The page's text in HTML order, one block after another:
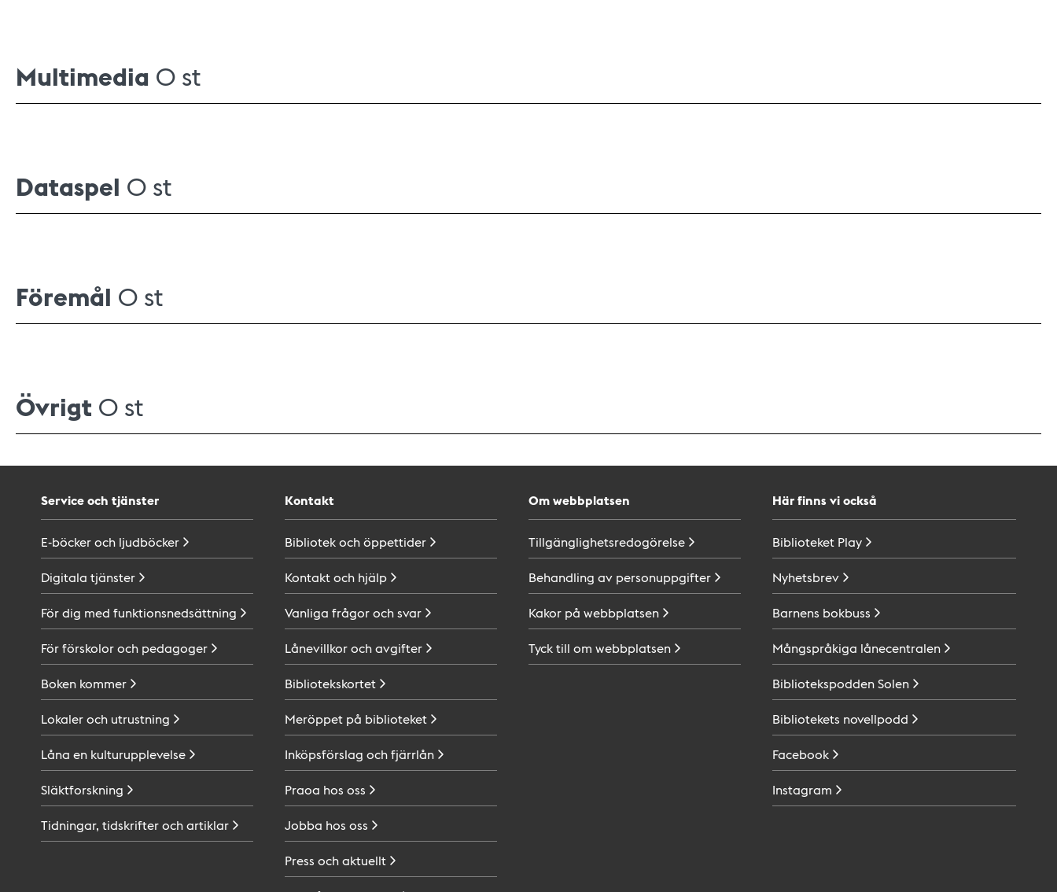
Multimedia 0 st
Dataspel 0 st
Föremål 0 st
Övrigt 0 st
Service och tjänster
E-böcker och ljudböcker
Digitala tjänster
För dig med funktionsnedsättning
För förskolor och pedagoger
Boken kommer
Lokaler och utrustning
Låna en kulturupplevelse
Släktforskning
Tidningar, tidskrifter ochartiklar
Kontakt
Bibliotek ochöppettider
Kontakt och hjälp
Vanliga frågor ochsvar
Lånevillkor ochavgifter
Bibliotekskortet
Meröppet på biblioteket
Inköpsförslag ochfjärrlån
Praoa hos oss
Jobba hos oss
Press ochaktuellt
Om webbplatsen
Tillgänglighetsredogörelse
Behandling av personuppgifter
Kakor på webbplatsen
Tyck till om webbplatsen
Här finns vi också
Biblioteket Play
Nyhetsbrev
Barnens bokbuss
Mångspråkiga lånecentralen
BibliotekspoddenSolen
Bibliotekets novellpodd
Facebook
Instagram